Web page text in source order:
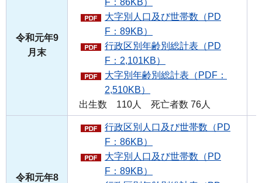
令和元年9
月末
大字別人口及び世帯数（PD
F：89KB）
行政区別年齢別総計表（PD
F：2,101KB）
大字別年齢別総計表（PDF：
2,510KB）
出生数 110人 死亡者数 76人
令和元年8
行政区別人口及び世帯数（PD
F：86KB）
大字別人口及び世帯数（PD
F：89KB）